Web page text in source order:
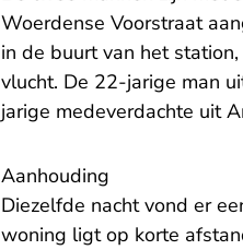
Woerdense Voorstraat
in de buurt van het
vlucht. De 22-jarige man
jarige medeverdachte uit
Aanhouding
Diezelfde nacht vond er
woning ligt op korte